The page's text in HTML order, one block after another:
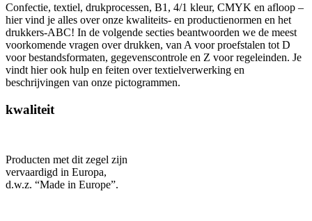
Confectie, textiel, drukprocessen, B1, 4/1 kleur, CMYK en afloop –
hier vind je alles over onze kwaliteits- en productienormen en het
drukkers-ABC! In de volgende secties beantwoorden we de meest
voorkomende vragen over drukken, van A voor proefstalen tot D
voor bestandsformaten, gegevenscontrole en Z voor regeleinden. Je
vindt hier ook hulp en feiten over textielverwerking en
beschrijvingen van onze pictogrammen.
kwaliteit
Producten met dit zegel zijn
vervaardigd in Europa,
d.w.z. “Made in Europe”.